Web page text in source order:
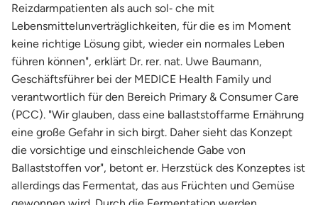
Reizdarmpatienten als auch sol‐ che mit
Lebensmittelunverträglichkeiten, für die es im Moment
keine richtige Lösung gibt, wieder ein normales Leben
führen können", erklärt Dr. rer. nat. Uwe Baumann,
Geschäftsführer bei der MEDICE Health Family und
verantwortlich für den Bereich Primary & Consumer Care
(PCC). "Wir glauben, dass eine ballaststoffarme Ernährung
eine große Gefahr in sich birgt. Daher sieht das Konzept
die vorsichtige und einschleichende Gabe von
Ballaststoffen vor", betont er. Herzstück des Konzeptes ist
allerdings das Fermentat, das aus Früchten und Gemüse